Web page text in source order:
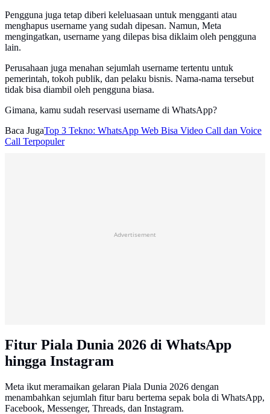
Pengguna juga tetap diberi keleluasaan untuk mengganti atau
menghapus username yang sudah dipesan. Namun, Meta
mengingatkan, username yang dilepas bisa diklaim oleh pengguna
lain.
Perusahaan juga menahan sejumlah username tertentu untuk
pemerintah, tokoh publik, dan pelaku bisnis. Nama-nama tersebut
tidak bisa diambil oleh pengguna biasa.
Gimana, kamu sudah reservasi username di WhatsApp?
Baca JugaTop 3 Tekno: WhatsApp Web Bisa Video Call dan Voice
Call Terpopuler
Advertisement
Fitur Piala Dunia 2026 di WhatsApp
hingga Instagram
Meta ikut meramaikan gelaran Piala Dunia 2026 dengan
menambahkan sejumlah fitur baru bertema sepak bola di WhatsApp,
Facebook, Messenger, Threads, dan Instagram.